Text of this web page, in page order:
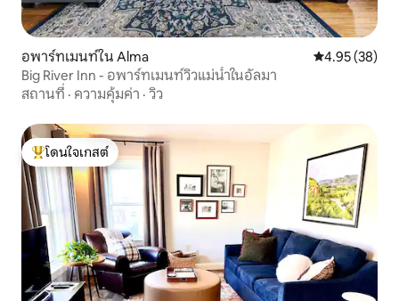
อพาร์ทเมนท์ใน Alma คะแนนเฉลี่ย
4.95 (38)
Big River Inn - อพาร์ทเมนท์วิวแม่น้ำในอัลมา
สถานที่ · ความคุ้มค่า · วิว
โดนใจเกสต์ที่สุด
โดนใจเกสต์